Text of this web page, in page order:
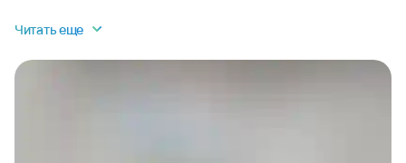
Читать еще